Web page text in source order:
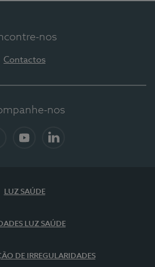
nos
Contactos
nos
LUZ SAÚDE
LUZ SAÚDE
DE IRREGULARIDADES